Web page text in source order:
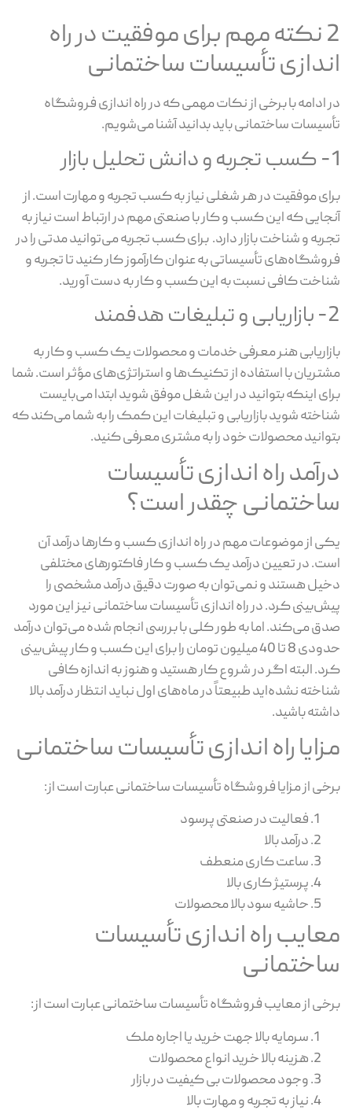
2 نکته مهم برای موفقیت در راه
اندازی تأسیسات ساختمانی
در ادامه با برخی از نکات مهمی که در راه اندازی فروشگاه
تأسیسات ساختمانی باید بدانید آشنا می‌شویم.
1- کسب تجربه و دانش تحلیل بازار
برای موفقیت در هر شغلی نیاز به کسب تجربه و مهارت است. از
آنجایی که این کسب و کار با صنعتی مهم در ارتباط است نیاز به
تجربه و شناخت بازار دارد. برای کسب تجربه می‌توانید مدتی را در
فروشگاه‌های تأسیساتی به عنوان کارآموز کار کنید تا تجربه و
شناخت کافی نسبت به این کسب و کار به دست آورید.
2- بازاریابی و تبلیغات هدفمند
بازاریابی هنر معرفی خدمات و محصولات یک کسب و کار به
مشتریان با استفاده از تکنیک‌ها و استراتژی‌های مؤثر است. شما
برای اینکه بتوانید در این شغل موفق شوید ابتدا می‌بایست
شناخته شوید بازاریابی و تبلیغات این کمک را به شما می‌کند که
بتوانید محصولات خود را به مشتری معرفی کنید.
درآمد راه اندازی تأسیسات
ساختمانی چقدر است؟
یکی از موضوعات مهم در راه اندازی کسب و کارها درآمد آن
است. در تعیین درآمد یک کسب و کار فاکتورهای مختلفی
دخیل هستند و نمی‌توان به صورت دقیق درآمد مشخصی را
پیش‌بینی کرد. در راه اندازی تأسیسات ساختمانی نیز این مورد
صدق می‌کند. اما به طور کلی با بررسی انجام شده می‌توان درآمد
حدودی 8 تا 40 میلیون تومان را برای این کسب و کار پیش‌بینی
کرد. البته اگر در شروع کار هستید و هنوز به اندازه کافی
شناخته نشده‌اید طبیعتاً در ماه‌های اول نباید انتظار درآمد بالا
داشته باشید.
مزایا راه اندازی تأسیسات ساختمانی
برخی از مزایا فروشگاه تأسیسات ساختمانی عبارت است از:
فعالیت در صنعتی پرسود
درآمد بالا
ساعت کاری منعطف
پرستیژ کاری بالا
حاشیه سود بالا محصولات
معایب راه اندازی تأسیسات
ساختمانی
برخی از معایب فروشگاه تأسیسات ساختمانی عبارت است از:
سرمایه بالا جهت خرید یا اجاره ملک
هزینه بالا خرید انواع محصولات
وجود محصولات بی کیفیت در بازار
نیاز به تجربه و مهارت بالا